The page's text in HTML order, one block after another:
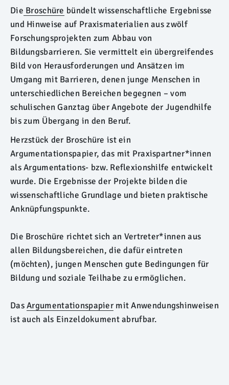
Die Broschüre bündelt wissenschaftliche Ergebnisse
und Hinweise auf Praxismaterialien aus zwölf
Forschungsprojekten zum Abbau von
Bildungsbarrieren. Sie vermittelt ein übergreifendes
Bild von Herausforderungen und Ansätzen im
Umgang mit Barrieren, denen junge Menschen in
unterschiedlichen Bereichen begegnen – vom
schulischen Ganztag über Angebote der Jugendhilfe
bis zum Übergang in den Beruf.
Herzstück der Broschüre ist ein
Argumentationspapier, das mit Praxispartner*innen
als Argumentations- bzw. Reflexionshilfe entwickelt
wurde. Die Ergebnisse der Projekte bilden die
wissenschaftliche Grundlage und bieten praktische
Anknüpfungspunkte.
Die Broschüre richtet sich an Vertreter*innen aus
allen Bildungsbereichen, die dafür eintreten
(möchten), jungen Menschen gute Bedingungen für
Bildung und soziale Teilhabe zu ermöglichen.
DasArgumentationspapier mit Anwendungshinweisen
ist auch als Einzeldokument abrufbar.